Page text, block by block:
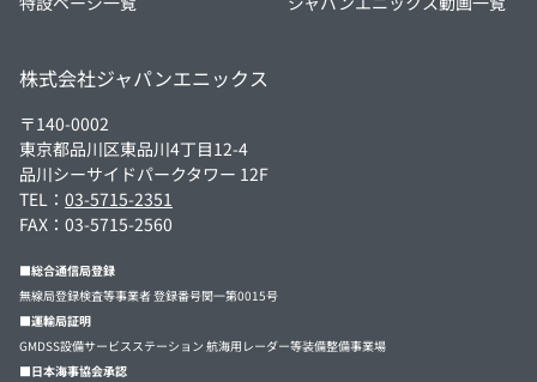
株式会社ジャパンエニックス
〒140-0002
東京都品川区東品川4丁目12-4
品川シーサイドパークタワー 12F
TEL： 03-5715-2351
FAX：03-5715-2560
■総合通信局登録
無線局登録検査等事業者 登録番号関一第0015号
■運輸局証明
GMDSS設備サービスステーション 航海用レーダー等装備整備事業場
■日本海事協会承認